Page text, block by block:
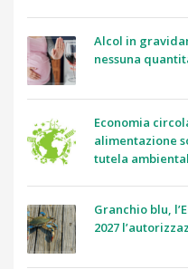
Alcol in
nessuna
Economia
alimentazione
tutela
Granchio blu,
2027